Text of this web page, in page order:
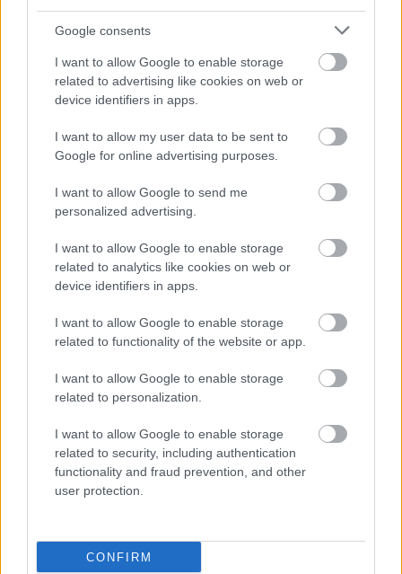
Google consents
I want to allow Google to enable storage
related to advertising like cookies on web or
device identifiers in apps.
I want to allow my user data to be sent to
Google for online advertising purposes.
I want to allow Google to send me
personalized advertising.
I want to allow Google to enable storage
related to analytics like cookies on web or
device identifiers in apps.
I want to allow Google to enable storage
related to functionality of the website or app.
I want to allow Google to enable storage
related to personalization.
I want to allow Google to enable storage
related to security, including authentication
functionality and fraud prevention, and other
user protection.
CONFIRM
Jön még kép!
fegyveres rablásukat megelőzően lőgyakorlatot
tartott a Székesfehérvártól néhány kilométernyire
található a Sárszentmihály melletti erdőben, amikor
két vadász felfigyelt rájuk.
Fotó: / Urbán Tamás
Jön még kép!